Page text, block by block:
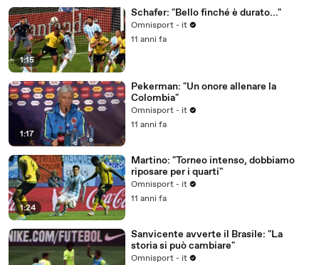
1:15
Schafer: "Bello finché è durato..."
Omnisport - it
11 anni fa
1:17
Pekerman: "Un onore allenare la
Colombia"
Omnisport - it
11 anni fa
1:24
Martino: "Torneo intenso, dobbiamo
riposare per i quarti"
Omnisport - it
11 anni fa
Sanvicente avverte il Brasile: "La
storia si può cambiare"
Omnisport - it